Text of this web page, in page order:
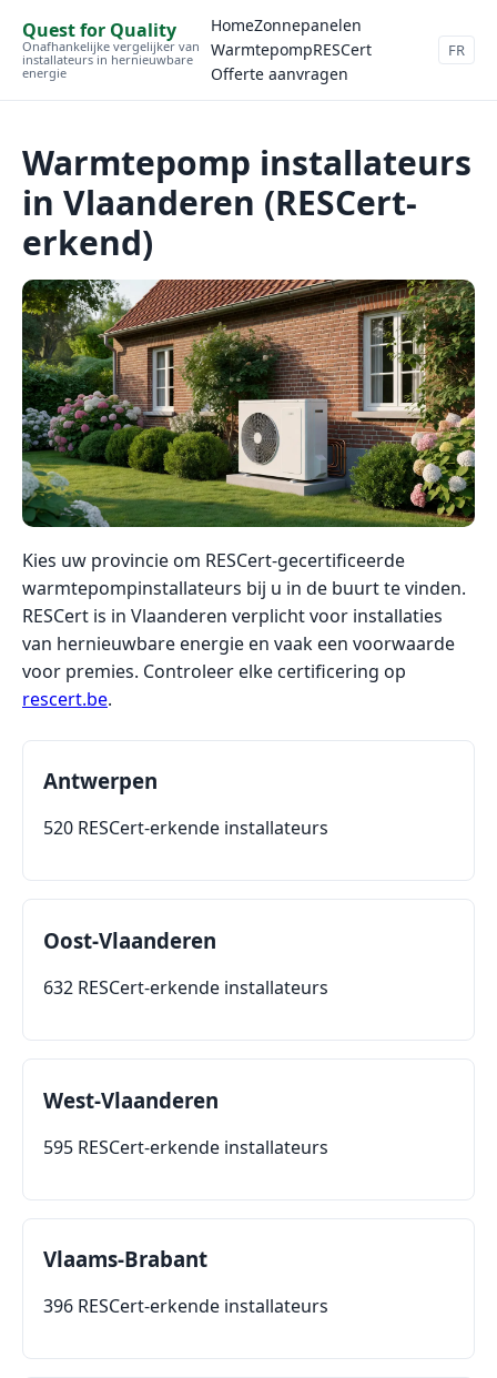
Quest for Quality
Onafhankelijke vergelijker van
installateurs in hernieuwbare
energie
HomeZonnepanelen
WarmtepompRESCert
Offerte aanvragen
FR
Warmtepomp installateurs
in Vlaanderen (RESCert-
erkend)
Kies uw provincie om RESCert-gecertificeerde
warmtepompinstallateurs bij u in de buurt te vinden.
RESCert is in Vlaanderen verplicht voor installaties
van hernieuwbare energie en vaak een voorwaarde
voor premies. Controleer elke certificering op
rescert.be.
Antwerpen
520 RESCert-erkende installateurs
Oost-Vlaanderen
632 RESCert-erkende installateurs
West-Vlaanderen
595 RESCert-erkende installateurs
Vlaams-Brabant
396 RESCert-erkende installateurs